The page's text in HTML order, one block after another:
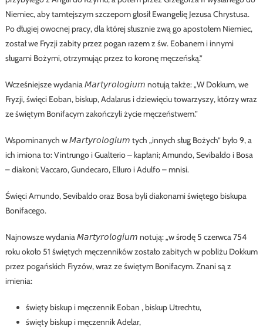
Niemiec, aby tamtejszym szczepom głosił Ewangelię Jezusa Chrystusa.
Po długiej owocnej pracy, dla której słusznie zwą go apostołem Niemiec,
został we Fryzji zabity przez pogan razem z św. Eobanem i innymi
sługami Bożymi, otrzymując przez to koronę męczeńską.”
Wcześniejsze wydania 𝘔𝘢𝘳𝘵𝘺𝘳𝘰𝘭𝘰𝘨𝘪𝘶𝘮 notują także: „W Dokkum, we
Fryzji, święci Eoban, biskup, Adalarus i dziewięciu towarzyszy, którzy wraz
ze świętym Bonifacym zakończyli życie męczeństwem.”
Wspominanych w 𝘔𝘢𝘳𝘵𝘺𝘳𝘰𝘭𝘰𝘨𝘪𝘶𝘮 tych „innych sług Bożych” było 9, a
ich imiona to: Vintrungo i Gualterio – kapłani; Amundo, Sevibaldo i Bosa
– diakoni; Vaccaro, Gundecaro, Elluro i Adulfo – mnisi.
Święci Amundo, Sevibaldo oraz Bosa byli diakonami świętego biskupa
Bonifacego.
Najnowsze wydania 𝘔𝘢𝘳𝘵𝘺𝘳𝘰𝘭𝘰𝘨𝘪𝘶𝘮 notują: „w środę 5 czerwca 754
roku około 51 świętych męczenników zostało zabitych w pobliżu Dokkum
przez pogańskich Fryzów, wraz ze świętym Bonifacym. Znani są z
imienia:
święty biskup i męczennik Eoban , biskup Utrechtu,
święty biskup i męczennik Adelar,